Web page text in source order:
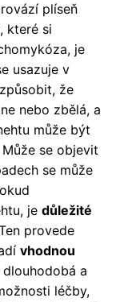
plíseň
, které si
je
usazuje v
že
nebo zbělá, a
může být
se objevit
se může
je důležité
provede
vhodnou
a
léčby,